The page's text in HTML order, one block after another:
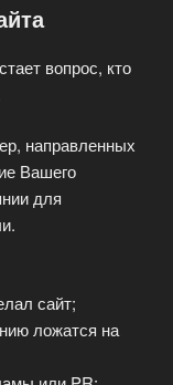
вопрос, кто
направленных
Вашего
для
сайт;
ложатся на